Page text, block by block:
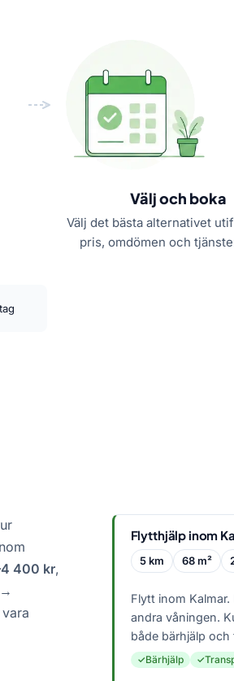
Välj och boka
Välj det bästa alternativet
pris, omdömen och
400 kr,
Flytthjälp inom
5 km 68 m²
Flytt inom Kalmar.
andra våningen.
både bärhjälp och
Bärhjälp